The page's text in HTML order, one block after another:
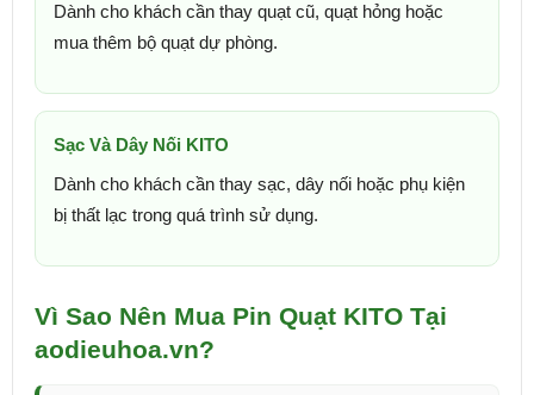
Dành cho khách cần thay quạt cũ, quạt hỏng hoặc
mua thêm bộ quạt dự phòng.
Sạc Và Dây Nối KITO
Dành cho khách cần thay sạc, dây nối hoặc phụ kiện
bị thất lạc trong quá trình sử dụng.
Vì Sao Nên Mua Pin Quạt KITO Tại
aodieuhoa.vn?